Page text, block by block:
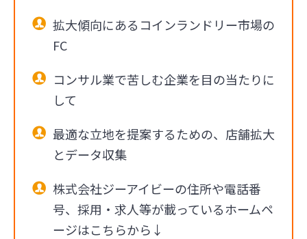
拡大傾向にあるコインランドリー市場の
FC
コンサル業で苦しむ企業を目の当たりに
して
最適な立地を提案するための、店舗拡大
とデータ収集
株式会社ジーアイビーの住所や電話番
号、採用・求人等が載っているホームペ
ージはこちらから↓